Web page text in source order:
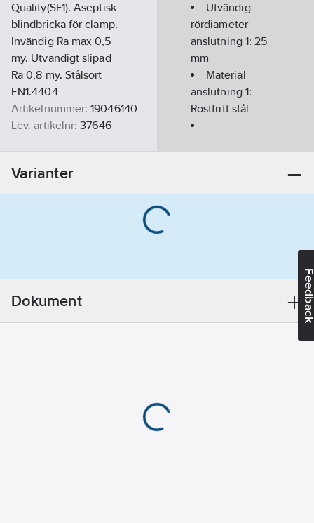
Quality(SF1). Aseptisk
blindbricka för clamp.
Invändig Ra max 0,5
my. Utvändigt slipad
Ra 0,8 my. Stålsort
EN1.4404
Artikelnummer: 19046140
Lev. artikelnr: 37646
Utvändig
rördiameter
anslutning 1:25
mm
Material
anslutning 1:
Rostfritt stål
316L (1.4404)
Utförande:
Varianter
Dokument